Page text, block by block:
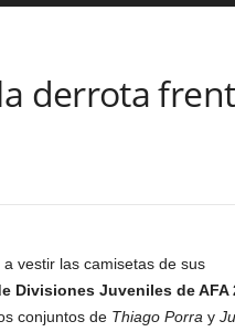
derrota
vestir las camisetas de sus
Divisiones Juveniles de AFA
conjuntos de Thiago Porra y